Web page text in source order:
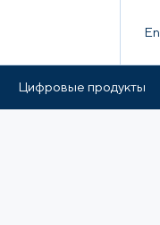
En
Цифровые продукты